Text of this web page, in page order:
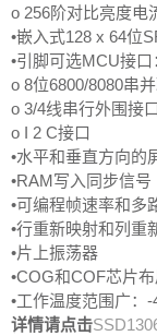
o 256阶对比亮度电
•嵌入式128 x 64位
•引脚可选MCU接口
o 8位6800/8080串
o 3/4线串行外围接口
o I 2 C接口
•水平和垂直方向的
•RAM写入同步信号
•可编程帧速率和多
•行重新映射和列重
•片上振荡器
•COG和COF芯片
•工作温度范围广：-
详情请点击